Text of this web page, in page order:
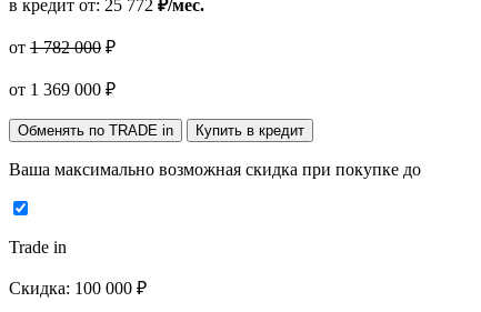
в кредит от: 25 772 ₽/мес.
от 1 782 000 ₽
от 1 369 000 ₽
Обменять по TRADE in Купить в кредит
Ваша максимально возможная скидка при покупке до
Trade in
Скидка: 100 000 ₽